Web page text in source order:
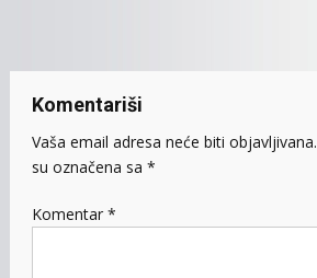
Komentariši
Vaša email adresa neće biti objavljivana.
su označena sa *
Komentar *